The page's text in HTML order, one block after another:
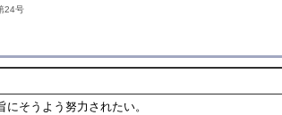
24号
そうよう努力されたい。